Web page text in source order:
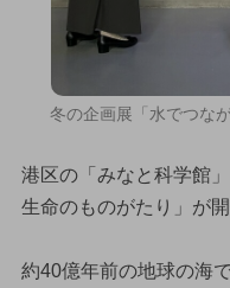
冬の企画展「水でつな
港区の「みなと科学館
生命のものがたり」が
約40億年前の地球の海